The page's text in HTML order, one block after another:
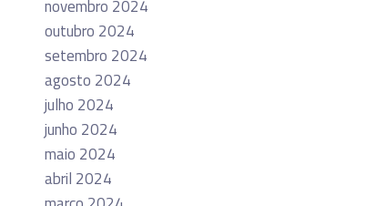
novembro 2024
outubro 2024
setembro 2024
agosto 2024
julho 2024
junho 2024
maio 2024
abril 2024